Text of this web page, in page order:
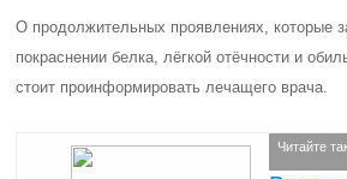
О продолжительных проявлениях, которые
покраснении белка, лёгкой отёчности и
стоит проинформировать лечащего врача.
Читайте